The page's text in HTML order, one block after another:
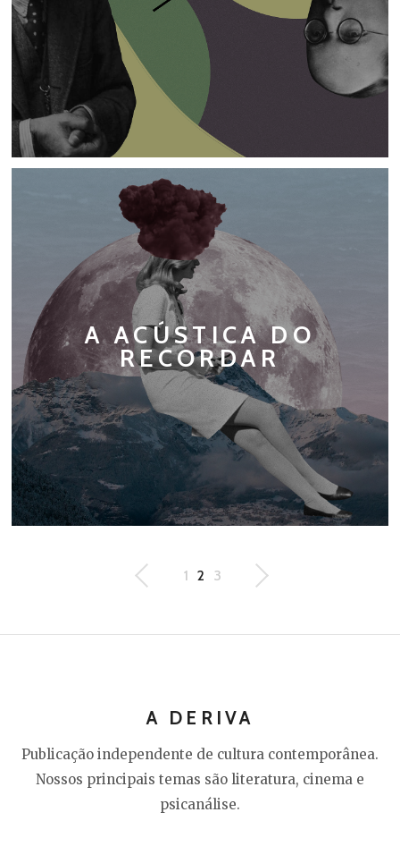
A ACÚSTICA DO
RECORDAR
1 2 3
A DERIVA
Publicação independente de cultura contemporânea.
Nossos principais temas são literatura, cinema e
psicanálise.